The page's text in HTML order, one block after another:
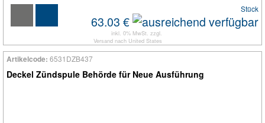
Stück
63.03 €
inkl. 0% MwSt. zzgl.
Versand nach United States
Artikelcode: 6531DZB437
Deckel Zündspule Behörde für Neue Ausführung